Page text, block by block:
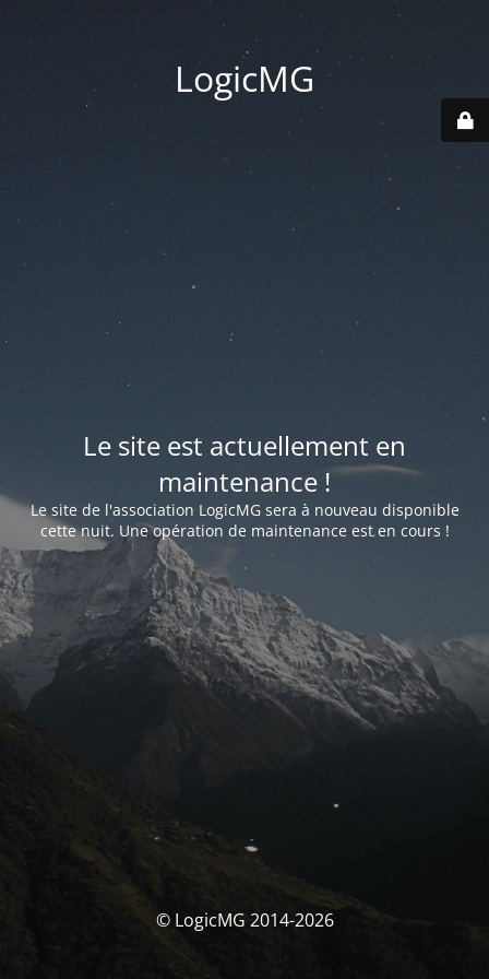
LogicMG
Le site est actuellement en
maintenance !
Le site de l'association LogicMG sera à nouveau disponible
cette nuit. Une opération de maintenance est en cours !
© LogicMG 2014-2026